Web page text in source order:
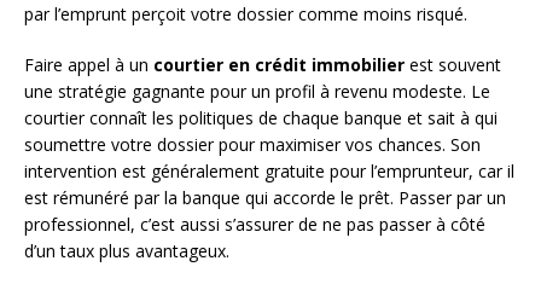
par l’emprunt perçoit votre dossier comme moins risqué.
Faire appel à un courtier en crédit immobilier est souvent
une stratégie gagnante pour un profil à revenu modeste. Le
courtier connaît les politiques de chaque banque et sait à qui
soumettre votre dossier pour maximiser vos chances. Son
intervention est généralement gratuite pour l’emprunteur, car il
est rémunéré par la banque qui accorde le prêt. Passer par un
professionnel, c’est aussi s’assurer de ne pas passer à côté
d’un taux plus avantageux.